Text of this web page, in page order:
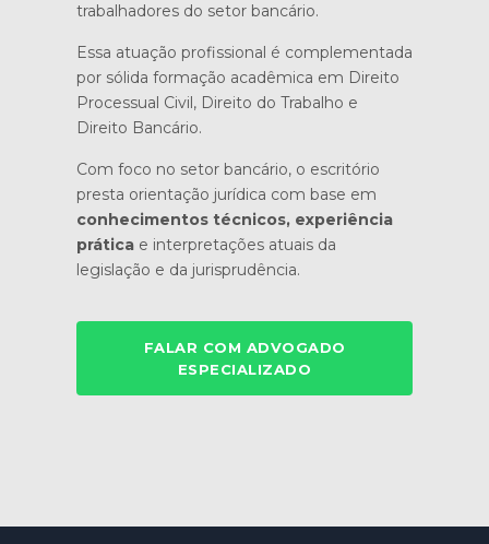
trabalhadores do setor bancário.
Essa atuação profissional é complementada
por sólida formação acadêmica em Direito
Processual Civil, Direito do Trabalho e
Direito Bancário.
Com foco no setor bancário, o escritório
presta orientação jurídica com base em
conhecimentos técnicos, experiência
prática e interpretações atuais da
legislação e da jurisprudência.
FALAR COM ADVOGADO
ESPECIALIZADO